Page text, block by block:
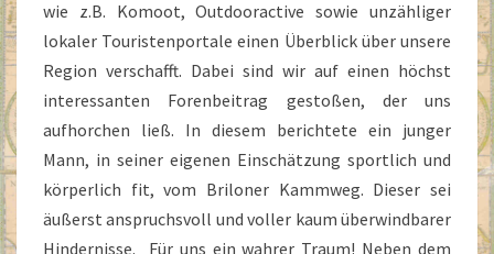
wie z.B. Komoot, Outdooractive sowie unzähliger
lokaler Touristenportale einen Überblick über unsere
Region verschafft. Dabei sind wir auf einen höchst
interessanten Forenbeitrag gestoßen, der uns
aufhorchen ließ. In diesem berichtete ein junger
Mann, in seiner eigenen Einschätzung sportlich und
körperlich fit, vom Briloner Kammweg. Dieser sei
äußerst anspruchsvoll und voller kaum überwindbarer
Hindernisse. Für uns ein wahrer Traum! Neben dem